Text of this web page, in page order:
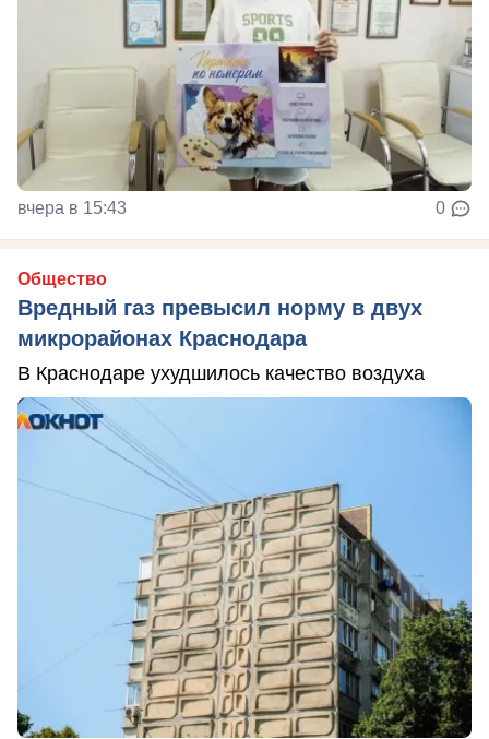
вчера в 15:43 0
Общество
Вредный газ превысил норму в двух
микрорайонах Краснодара
В Краснодаре ухудшилось качество воздуха